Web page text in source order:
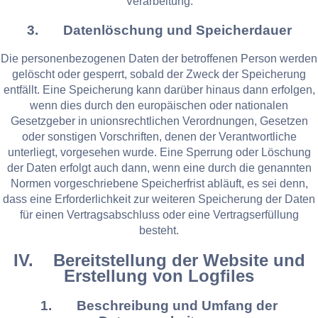
3. Datenlöschung und Speicherdauer
Die personenbezogenen Daten der betroffenen Person werden
gelöscht oder gesperrt, sobald der Zweck der Speicherung
entfällt. Eine Speicherung kann darüber hinaus dann erfolgen,
wenn dies durch den europäischen oder nationalen
Gesetzgeber in unionsrechtlichen Verordnungen, Gesetzen
oder sonstigen Vorschriften, denen der Verantwortliche
unterliegt, vorgesehen wurde. Eine Sperrung oder Löschung
der Daten erfolgt auch dann, wenn eine durch die genannten
Normen vorgeschriebene Speicherfrist abläuft, es sei denn,
dass eine Erforderlichkeit zur weiteren Speicherung der Daten
für einen Vertragsabschluss oder eine Vertragserfüllung
besteht.
IV. Bereitstellung der Website und
Erstellung von Logfiles
1. Beschreibung und Umfang der